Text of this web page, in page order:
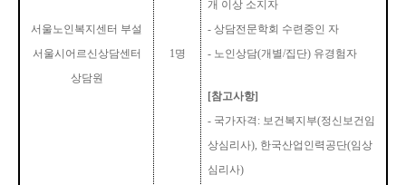
서울노인복지센터 부설
서울시어르신상담센터
상담원
1명
개 이상 소지자
- 상담전문학회 수련중인 자
- 노인상담(개별/집단) 유경험자
[참고사항]
- 국가자격 : 보건복지부(정신보건임
상심리사), 한국산업인력공단(임상
심리사)